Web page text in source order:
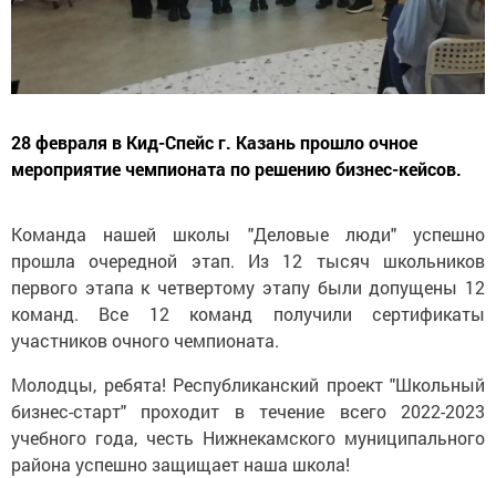
28 февраля в Кид-Спейс г. Казань прошло очное
мероприятие чемпионата по решению бизнес-кейсов.
Команда нашей школы "Деловые люди" успешно
прошла очередной этап. Из 12 тысяч школьников
первого этапа к четвертому этапу были допущены 12
команд. Все 12 команд получили сертификаты
участников очного чемпионата.
Молодцы, ребята! Республиканский проект "Школьный
бизнес-старт" проходит в течение всего 2022-2023
учебного года, честь Нижнекамского муниципального
района успешно защищает наша школа!